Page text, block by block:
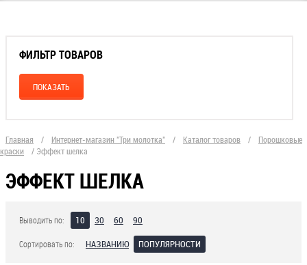
ФИЛЬТР ТОВАРОВ
Главная / Интернет-магазин "Три молотка" / Каталог товаров /
Порошковые
краски
/ Эффект шелка
ЭФФЕКТ ШЕЛКА
Выводить по: 10 30 60 90
Сортировать по: НАЗВАНИЮ ПОПУЛЯРНОСТИ